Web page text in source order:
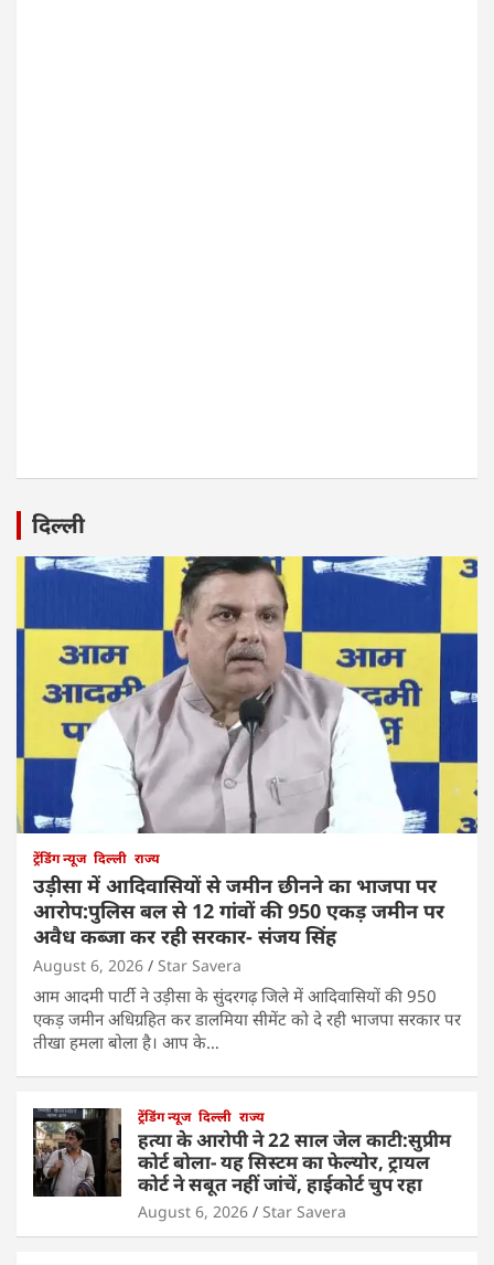
दिल्ली
ट्रेंडिंग न्यूज दिल्ली राज्य
उड़ीसा में आदिवासियों से जमीन छीनने का भाजपा पर
आरोप:पुलिस बल से 12 गांवों की 950 एकड़ जमीन पर
अवैध कब्जा कर रही सरकार- संजय सिंह
August 6, 2026 Star Savera
आम आदमी पार्टी ने उड़ीसा के सुंदरगढ़ जिले में आदिवासियों की 950
एकड़ जमीन अधिग्रहित कर डालमिया सीमेंट को दे रही भाजपा सरकार पर
तीखा हमला बोला है। आप के…
ट्रेंडिंग न्यूज दिल्ली राज्य
हत्या के आरोपी ने 22 साल जेल काटी:सुप्रीम
कोर्ट बोला- यह सिस्टम का फेल्योर, ट्रायल
कोर्ट ने सबूत नहीं जांचें, हाईकोर्ट चुप रहा
August 6, 2026 Star Savera